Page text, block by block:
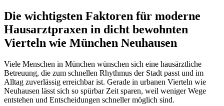
Die wichtigsten Faktoren für moderne
Hausarztpraxen in dicht bewohnten
Vierteln wie München Neuhausen
Viele Menschen in München wünschen sich eine hausärztliche
Betreuung, die zum schnellen Rhythmus der Stadt passt und im
Alltag zuverlässig erreichbar ist. Gerade in urbanen Vierteln wie
Neuhausen lässt sich so spürbar Zeit sparen, weil weniger Wege
entstehen und Entscheidungen schneller möglich sind.